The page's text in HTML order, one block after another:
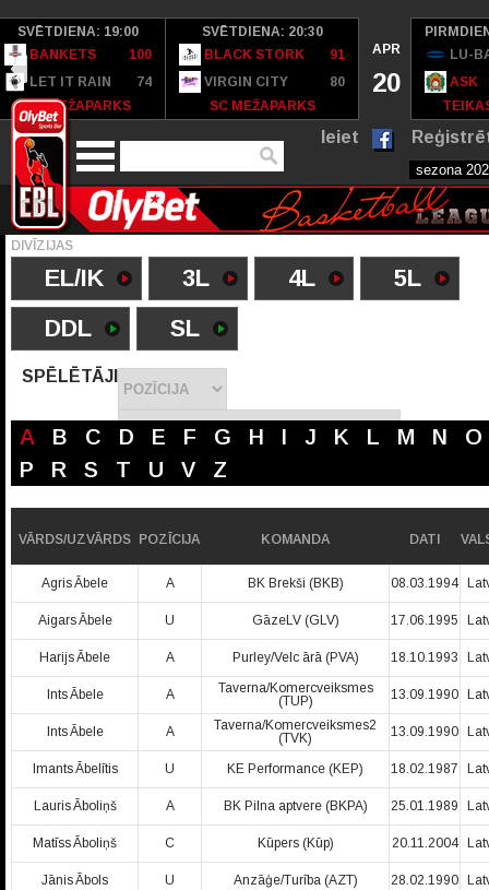
SVĒTDIENA: 19:00
BANKETS
100
LET IT RAIN
74
SC MEŽAPARKS
SVĒTDIENA: 20:30
BLACK STORK
91
VIRGIN CITY
80
SC MEŽAPARKS
APR
20
LU-
ASK
Ieiet
DIVĪZIJAS
EL/IK 3L 4L
5L
DDL
SL
SPĒLĒTĀJI
A B C D E F G H I J K L M N
O
P
R S T U V Z
VĀRDS/UZVĀRDS POZĪCIJA KOMANDA DATI
Agris Ābele A BK Brekši (BKB) 08.03.1994
Aigars Ābele U GāzeLV (GLV) 17.06.1995
Harijs Ābele A Purley/Velc ārā (PVA) 18.10.1993
Ints Ābele A
Taverna/Komercveiksmes
(TUP)
13.09.1990
Ints Ābele A
Taverna/Komercveiksmes2
(TVK)
13.09.1990
Imants Ābelītis U KE Performance (KEP) 18.02.1987
Lauris Āboliņš A BK Pilna aptvere (BKPA) 25.01.1989
Matīss Āboliņš C Kūpers (Kūp) 20.11.2004
Jānis Ābols U Anzāģe/Turība (AZT) 28.02.1990